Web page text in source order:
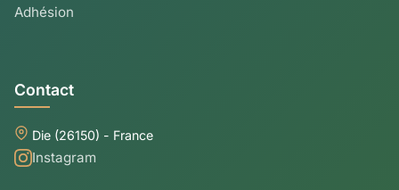
Adhésion
Contact
Die (26150) - France
Instagram